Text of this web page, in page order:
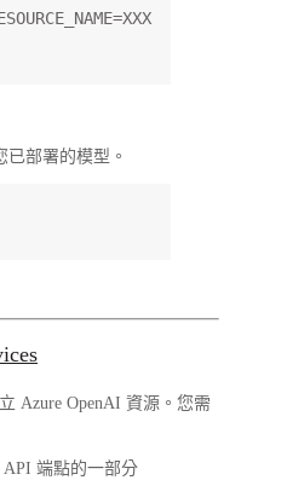
=XXX
已部署的模型。
Azure OpenAI 資源。您需
API 端點的一部分